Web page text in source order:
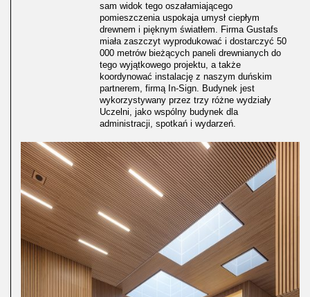
sam widok tego oszałamiającego
pomieszczenia uspokaja umysł ciepłym
drewnem i pięknym światłem. Firma Gustafs
miała zaszczyt wyprodukować i dostarczyć 50
000 metrów bieżących paneli drewnianych do
tego wyjątkowego projektu, a także
koordynować instalację z naszym duńskim
partnerem, firmą In-Sign. Budynek jest
wykorzystywany przez trzy różne wydziały
Uczelni, jako wspólny budynek dla
administracji, spotkań i wydarzeń.